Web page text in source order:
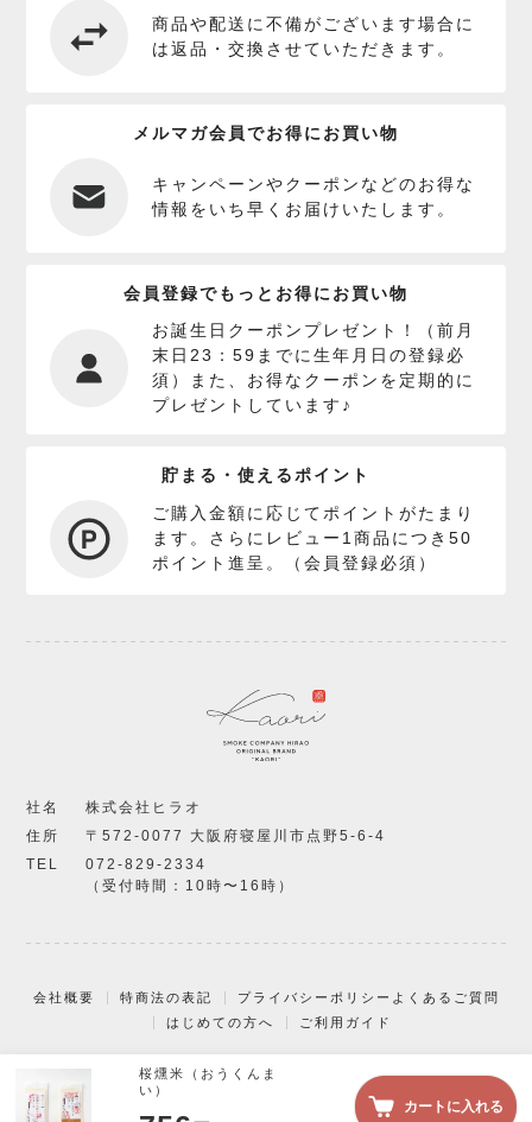
桜燻米（おうくんま
い）
カートに入れる
商品や配送に不備がございます場合に
は返品・交換させていただきます。
メルマガ会員でお得にお買い物
キャンペーンやクーポンなどのお得な
情報をいち早くお届けいたします。
会員登録でもっとお得にお買い物
お誕生日クーポンプレゼント！（前月
末日23：59までに生年月日の登録必
須）また、お得なクーポンを定期的に
プレゼントしています♪
貯まる・使えるポイント
ご購入金額に応じてポイントがたまり
ます。さらにレビュー1商品につき50
ポイント進呈。（会員登録必須）
社名
株式会社ヒラオ
住所
〒572-0077 大阪府寝屋川市点野5-6-4
TEL
072-829-2334
（受付時間：10時〜16時）
会社概要 特商法の表記 プライバシーポリシー よくあるご質問
はじめての方へ
ご利用ガイド
© KAORI, All Rights Reserved.